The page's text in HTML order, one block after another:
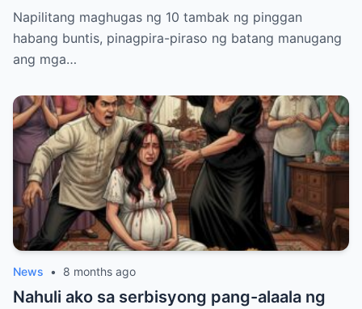
ng batang manugang ang mga ito.
Napilitang maghugas ng 10 tambak ng pinggan
habang buntis, pinagpira-piraso ng batang manugang
ang mga…
News • 8 months ago
Nahuli ako sa serbisyong pang-alaala ng